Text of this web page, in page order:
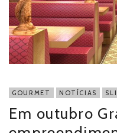
GOURMET NOTÍCIAS
Em outubro